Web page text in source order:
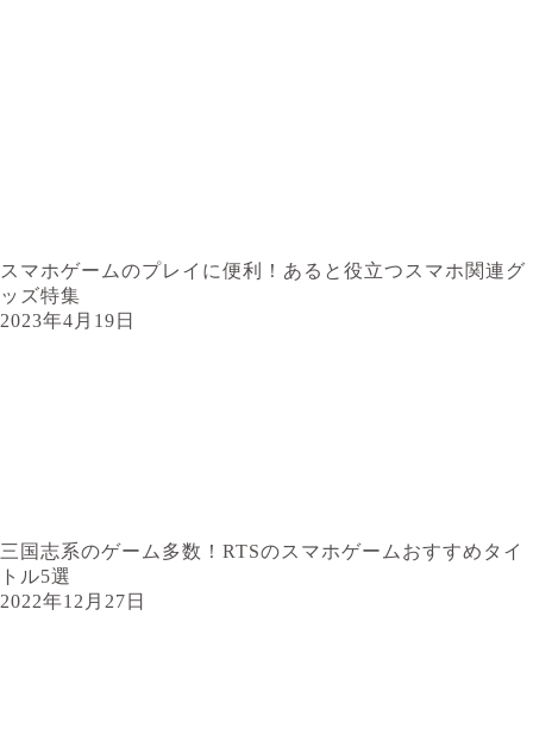
スマホゲームのプレイに便利！あると役立つスマホ関連グ
ッズ特集
2023年4月19日
三国志系のゲーム多数！RTSのスマホゲームおすすめタイ
トル5選
2022年12月27日